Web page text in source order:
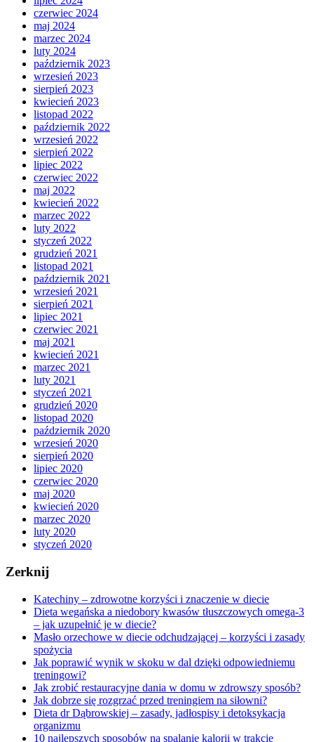
czerwiec 2024
maj 2024
marzec 2024
luty 2024
październik 2023
wrzesień 2023
sierpień 2023
kwiecień 2023
listopad 2022
październik 2022
wrzesień 2022
sierpień 2022
lipiec 2022
czerwiec 2022
maj 2022
kwiecień 2022
marzec 2022
luty 2022
styczeń 2022
grudzień 2021
listopad 2021
październik 2021
wrzesień 2021
sierpień 2021
lipiec 2021
czerwiec 2021
maj 2021
kwiecień 2021
marzec 2021
luty 2021
styczeń 2021
grudzień 2020
listopad 2020
październik 2020
wrzesień 2020
sierpień 2020
lipiec 2020
czerwiec 2020
maj 2020
kwiecień 2020
marzec 2020
luty 2020
styczeń 2020
Zerknij
Katechiny – zdrowotne korzyści i znaczenie w diecie
Dieta wegańska a niedobory kwasów tłuszczowych omega-3
– jak uzupełnić je w diecie?
Masło orzechowe w diecie odchudzającej – korzyści i zasady
spożycia
Jak poprawić wynik w skoku w dal dzięki odpowiedniemu
treningowi?
Jak zrobić restauracyjne dania w domu w zdrowszy sposób?
Jak dobrze się rozgrzać przed treningiem na siłowni?
Dieta dr Dąbrowskiej – zasady, jadłospisy i detoksykacja
organizmu
10 najlepszych sposobów na spalanie kalorii w trakcie